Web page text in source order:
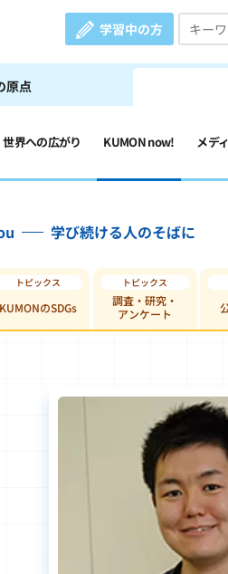
学習中の方
原点
世界への広がり KUMON now! メデ
学び続ける人のそばに
KUMONのSDGs
調査・研究・
アンケート